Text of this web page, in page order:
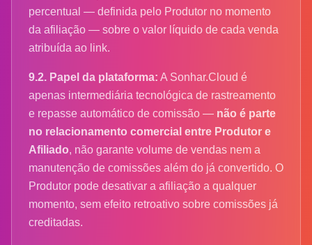
percentual — definida pelo Produtor no momento
da afiliação — sobre o valor líquido de cada venda
atribuída ao link.
9.2. Papel da plataforma: A Sonhar.Cloud é
apenas intermediária tecnológica de rastreamento
e repasse automático de comissão — não é parte
no relacionamento comercial entre Produtor e
Afiliado, não garante volume de vendas nem a
manutenção de comissões além do já convertido. O
Produtor pode desativar a afiliação a qualquer
momento, sem efeito retroativo sobre comissões já
creditadas.